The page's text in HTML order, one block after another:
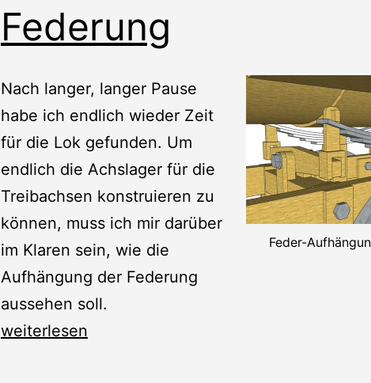
Federung
Feder-
Nach langer, langer Pause
habe ich endlich wieder Zeit
für die Lok gefunden. Um
endlich die Achslager für die
Treibachsen konstruieren zu
können, muss ich mir darüber
im Klaren sein, wie die
Aufhängung der Federung
aussehen soll.
Federung
weiterlesen